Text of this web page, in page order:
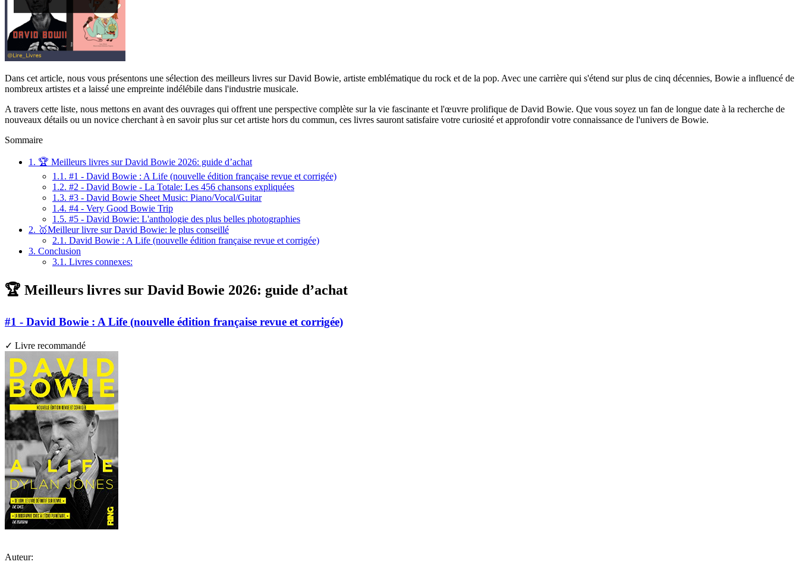
Dans cet article, nous vous présentons une sélection des meilleurs livres sur David Bowie, artiste emblématique du rock et de la pop. Avec une carrière qui s'étend sur plus de cinq décennies, Bowie a influencé de
nombreux artistes et a laissé une empreinte indélébile dans l'industrie musicale.
A travers cette liste, nous mettons en avant des ouvrages qui offrent une perspective complète sur la vie fascinante et l'œuvre prolifique de David Bowie. Que vous soyez un fan de longue date à la recherche de
nouveaux détails ou un novice cherchant à en savoir plus sur cet artiste hors du commun, ces livres sauront satisfaire votre curiosité et approfondir votre connaissance de l'univers de Bowie.
Sommaire
1. 🏆 Meilleurs livres sur David Bowie 2026: guide d’achat
1.1. #1 - David Bowie : A Life (nouvelle édition française revue et corrigée)
1.2. #2 - David Bowie - La Totale: Les 456 chansons expliquées
1.3. #3 - David Bowie Sheet Music: Piano/Vocal/Guitar
1.4. #4 - Very Good Bowie Trip
1.5. #5 - David Bowie: L'anthologie des plus belles photographies
2. 🥇Meilleur livre sur David Bowie: le plus conseillé
2.1. David Bowie : A Life (nouvelle édition française revue et corrigée)
3. Conclusion
3.1. Livres connexes:
🏆 Meilleurs livres sur David Bowie 2026: guide d’achat
#1 - David Bowie : A Life (nouvelle édition française revue et corrigée)
✓ Livre recommandé
Auteur: